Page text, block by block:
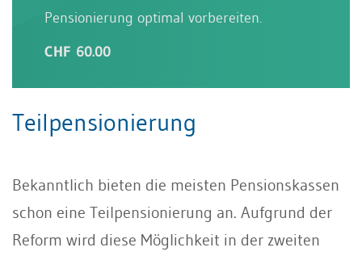
Pensionierung optimal vorbereiten.
CHF 60.00
Teilpensionierung
Bekanntlich bieten die meisten Pensionskassen
schon eine Teilpensionierung an. Aufgrund der
Reform wird diese Möglichkeit in der zweiten